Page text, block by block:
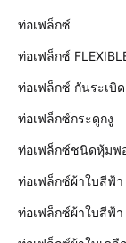
ท่อเฟล็กซ์
ท่อเฟล็กซ์
ท่อเฟล็กซ์ กันระเบิด
ท่อเฟล็กซ์กระดูกงู
ท่อเฟล็กซ์ชนิดหุ้มฟ
ท่อเฟล็กซ์ผ้าใบสีฟ้า
ท่อเฟล็กซ์ผ้าใบสีฟ้า